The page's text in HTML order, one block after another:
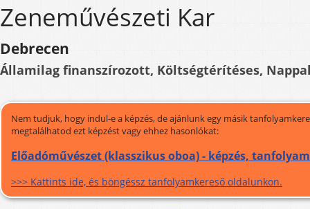
Zeneművészeti Kar
Debrecen
Államilag finanszírozott, Költségtérítéses,
Nem tudjuk, hogy indul-e a képzés, de ajánlunk egy másik
megtalálhatod ezt képzést vagy ehhez hasonlókat:
Előadóművészet (klasszikus oboa) - képzés, tanfolyam
>>> Kattints ide, és böngéssz tanfolyamkereső oldalunkon.